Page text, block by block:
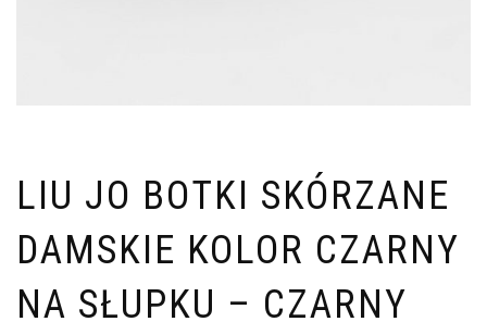
LIU JO BOTKI SKÓRZANE
DAMSKIE KOLOR CZARNY
NA SŁUPKU – CZARNY